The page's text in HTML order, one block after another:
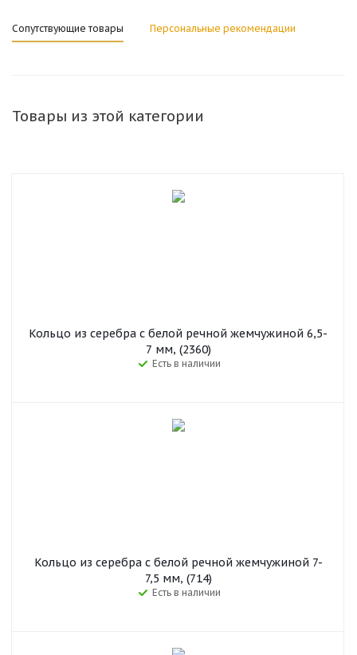
Сопутствующие товары Персональные рекомендации
Товары из этой категории
Кольцо из серебра с белой речной жемчужиной 6,5-
7 мм, (2360)
Есть в наличии
Кольцо из серебра с белой речной жемчужиной 7-
7,5 мм, (714)
Есть в наличии